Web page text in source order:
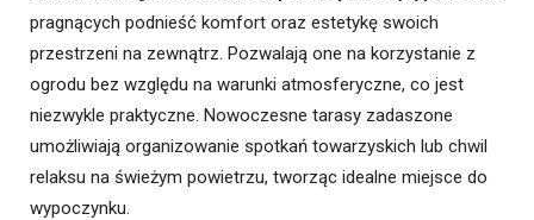
pragnących podnieść komfort oraz estetykę swoich
przestrzeni na zewnątrz. Pozwalają one na korzystanie z
ogrodu bez względu na warunki atmosferyczne, co jest
niezwykle praktyczne. Nowoczesne tarasy zadaszone
umożliwiają organizowanie spotkań towarzyskich lub chwil
relaksu na świeżym powietrzu, tworząc idealne miejsce do
wypoczynku.